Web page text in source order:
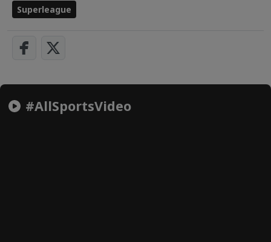
Superleague
#AllSportsVideo